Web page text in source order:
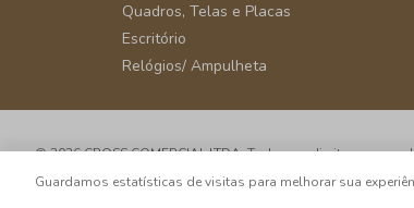
Quadros, Telas e Placas
Escritório
Relógios/ Ampulheta
© 2026 CROSS COMERCIAL LTDA. Todos os direitos
Guardamos estatísticas de visitas para melhorar sua